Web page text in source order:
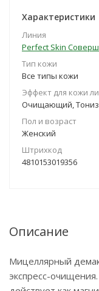
Характеристики
Линия
Perfect Skin
Тип кожи
Все типы кожи
Эффект для кожи
Очищающий,
Пол и возраст
Женский
Штрихкод
4810153019356
Описание
Мицеллярный
экспресс-